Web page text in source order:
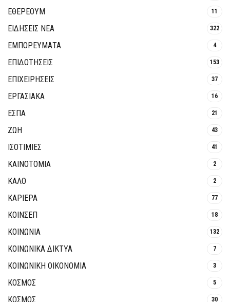
ΕΘΈΡΕΟΥΜ 11
ΕΙΔΗΣΕΙΣ ΝΕΑ 322
ΕΜΠΟΡΕΥΜΑΤΑ 4
ΕΠΙΔΟΤΗΣΕΙΣ 153
ΕΠΙΧΕΙΡΗΣΕΙΣ 37
ΕΡΓΑΣΙΑΚΑ 16
ΕΣΠΑ 21
ΖΩΗ 43
ΙΣΟΤΙΜΙΕΣ 41
ΚΑΙΝΟΤΟΜΊΑ 2
ΚΑΛΟ 2
ΚΑΡΙΕΡΑ 77
ΚΟΙΝΣΕΠ 18
ΚΟΙΝΩΝΙΑ 132
ΚΟΙΝΩΝΙΚΆ ΔΊΚΤΥΑ 7
ΚΟΙΝΩΝΙΚΉ ΟΙΚΟΝΟΜΊΑ 3
ΚΟΣΜΟΣ 5
ΚΟΣΜΟΣ 30